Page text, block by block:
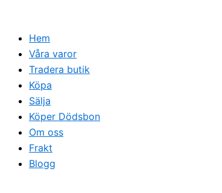
innehållHem
Våra varor
Tradera butik
Köpa
Sälja
Köper Dödsbon
Om oss
Frakt
Blogg